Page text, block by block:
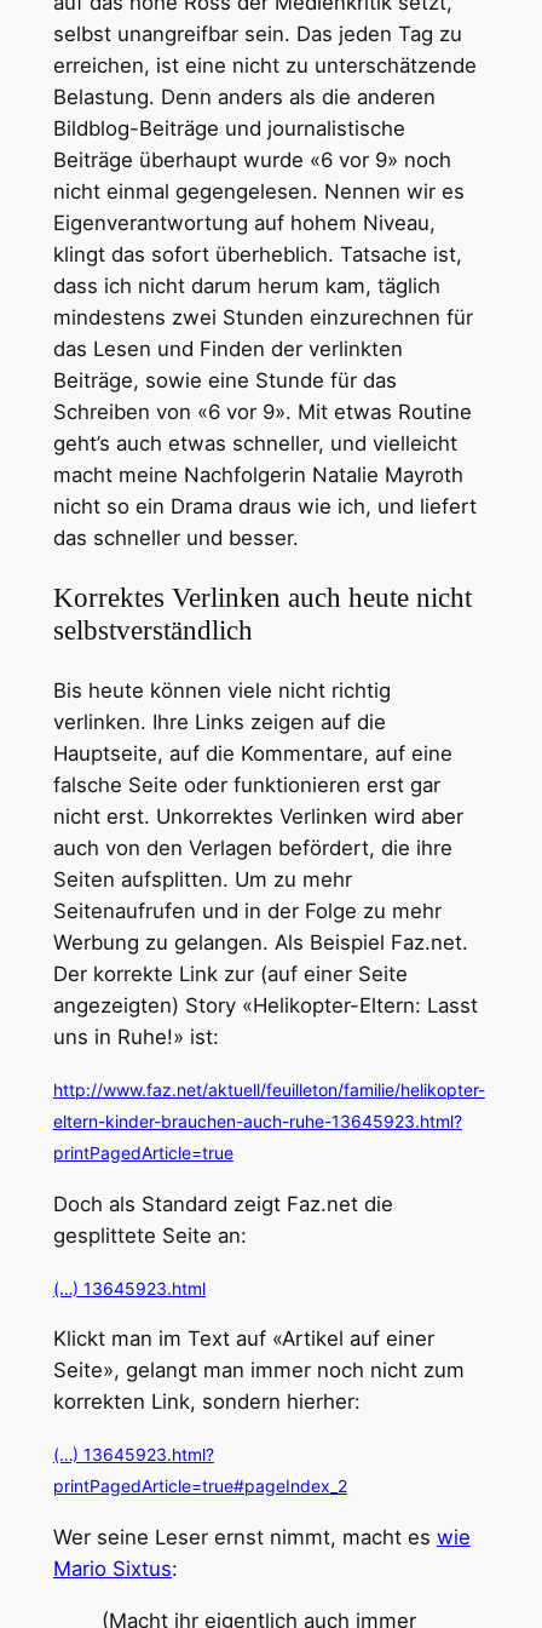
selbst unangreifbar sein. Das jeden Tag zu
erreichen, ist eine nicht zu unterschätzende
Belastung. Denn anders als die anderen
Bildblog-Beiträge und journalistische
Beiträge überhaupt wurde «6 vor 9» noch
nicht einmal gegengelesen. Nennen wir es
Eigenverantwortung auf hohem Niveau,
klingt das sofort überheblich. Tatsache ist,
dass ich nicht darum herum kam, täglich
mindestens zwei Stunden einzurechnen für
das Lesen und Finden der verlinkten
Beiträge, sowie eine Stunde für das
Schreiben von «6 vor 9». Mit etwas Routine
geht’s auch etwas schneller, und vielleicht
macht meine Nachfolgerin Natalie Mayroth
nicht so ein Drama draus wie ich, und liefert
das schneller und besser.
Korrektes Verlinken auch heute nicht
selbstverständlich
Bis heute können viele nicht richtig
verlinken. Ihre Links zeigen auf die
Hauptseite, auf die Kommentare, auf eine
falsche Seite oder funktionieren erst gar
nicht erst. Unkorrektes Verlinken wird aber
auch von den Verlagen befördert, die ihre
Seiten aufsplitten. Um zu mehr
Seitenaufrufen und in der Folge zu mehr
Werbung zu gelangen. Als Beispiel Faz.net.
Der korrekte Link zur (auf einer Seite
angezeigten) Story «Helikopter-Eltern: Lasst
uns in Ruhe!» ist:
http://www.faz.net/aktuell/feuilleton/familie/helikopter-
eltern-kinder-brauchen-auch-ruhe-13645923.html?
printPagedArticle=true
Doch als Standard zeigt Faz.net die
gesplittete Seite an:
(…) 13645923.html
Klickt man im Text auf «Artikel auf einer
Seite», gelangt man immer noch nicht zum
korrekten Link, sondern hierher:
(…) 13645923.html?
printPagedArticle=true#pageIndex_2
Wer seine Leser ernst nimmt, macht es wie
Mario Sixtus:
(Macht ihr eigentlich auch immer